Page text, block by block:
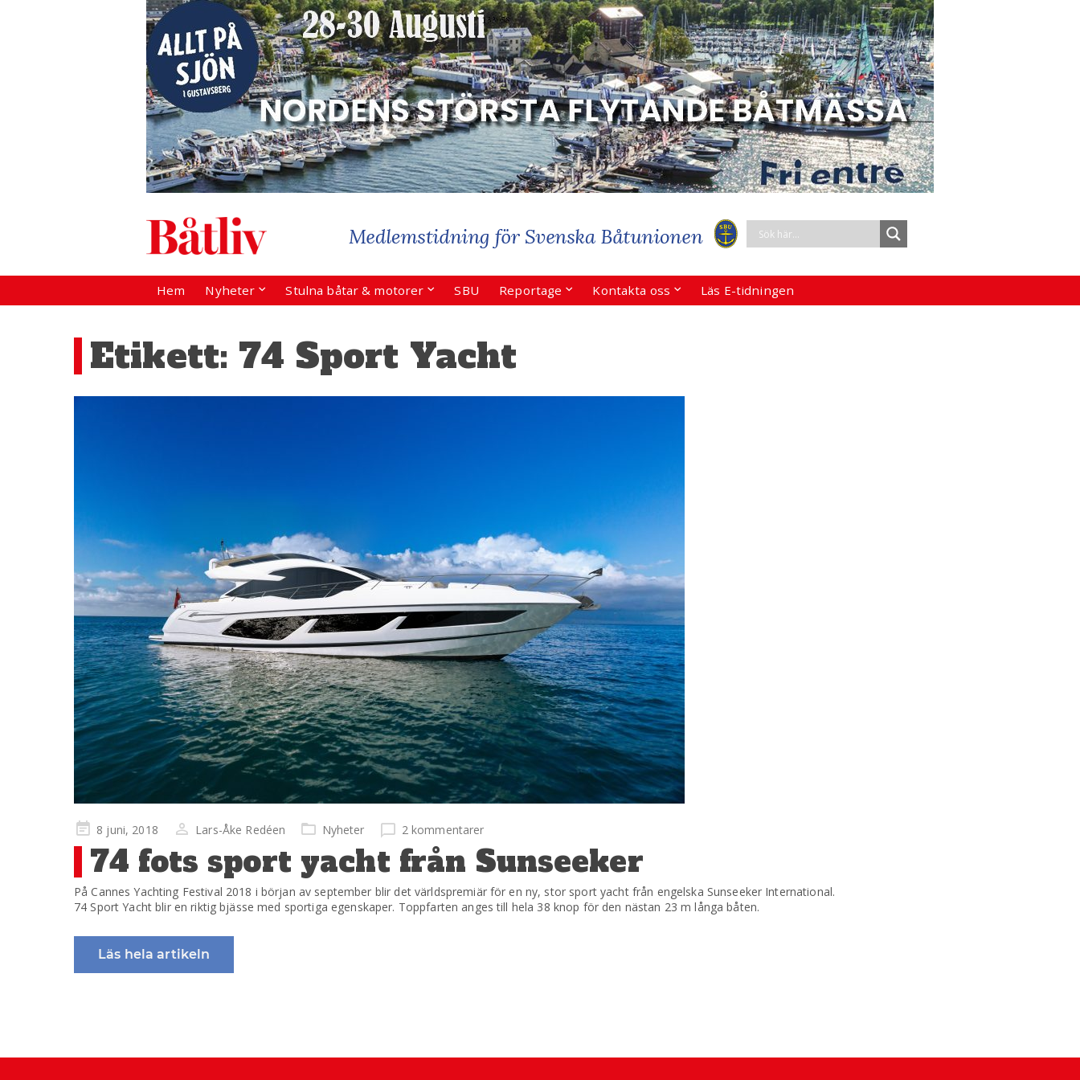
Hem Nyheter Stulna båtar & motorer SBU Reportage Kontakta oss Läs E-tidningen
Etikett: 74 Sport Yacht
Publicerad
på
8 juni, 2018 Lars-Åke Redéen Nyheter 2 kommentarer
74 fots sport yacht från Sunseeker
På Cannes Yachting Festival 2018 i början av september blir det världspremiär för en ny, stor sport yacht från engelska Sunseeker International.
74 Sport Yacht blir en riktig bjässe med sportiga egenskaper. Toppfarten anges till hela 38 knop för den nästan 23 m långa båten.
Läs hela artikeln